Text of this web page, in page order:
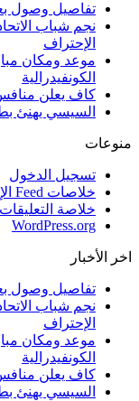
تفاصيل وصول
الإحتراف
موعد ومكان
الكونفيدرالية
كاف يعلن منافس
السيسي يهنئ
منوعات
تسجيل الدخول
خلاصات Feed الإدخالات
خلاصة التعليقات
WordPress.org
اخر الأخبار
تفاصيل وصول
الإحتراف
موعد ومكان
الكونفيدرالية
كاف يعلن منافس
السيسي يهنئ